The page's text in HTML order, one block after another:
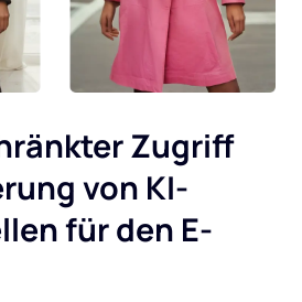
Zugriff
von KI-
für den E-